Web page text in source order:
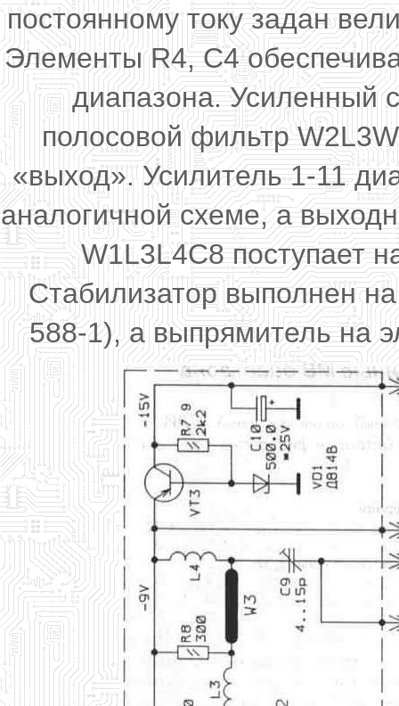
постоянному току задан
Элементы R4, С4
диапазона. Усиленный
полосовой фильтр
«выход». Усилитель 1-11
аналогичной схеме, а
W1L3L4C8 поступает
Стабилизатор выполнен
588-1), а выпрямитель на